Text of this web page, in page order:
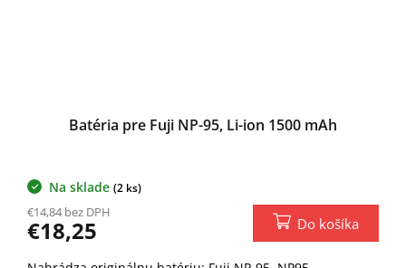
Batéria pre Fuji NP-95, Li-ion 1500 mAh
Na sklade (2 ks)
€14,84 bez DPH
€18,25 Do košíka